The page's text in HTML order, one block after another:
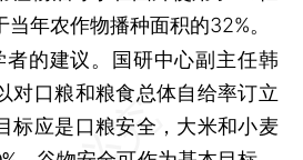
年农作物播种面积的32%。
者的建议。国研中心副主任韩
对口粮和粮食总体自给率订立
标应是口粮安全，大米和小麦